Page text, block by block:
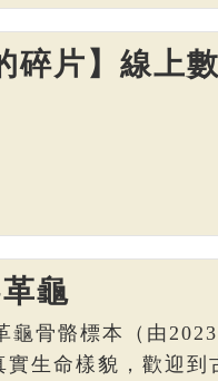
碎片】線上
龜
骨骼標本（由
生命樣貌，歡迎到